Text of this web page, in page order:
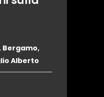
Bergamo,
Alberto